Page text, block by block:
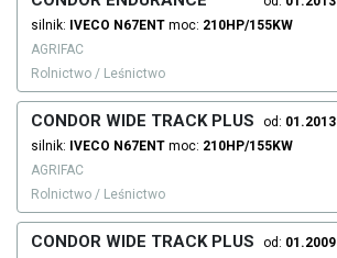
silnik: IVECO N67ENT moc: 210HP/155KW
AGRIFAC
Rolnictwo / Leśnictwo
CONDOR WIDE TRACK PLUS od: 01.2013
silnik: IVECO N67ENT moc: 210HP/155KW
AGRIFAC
Rolnictwo / Leśnictwo
CONDOR WIDE TRACK PLUS od: 01.2009